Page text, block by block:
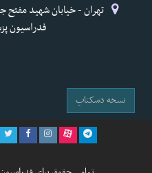
فدراسیون
نسخه دسکتاپ